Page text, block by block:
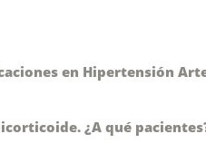
en Hipertensión
¿A qué